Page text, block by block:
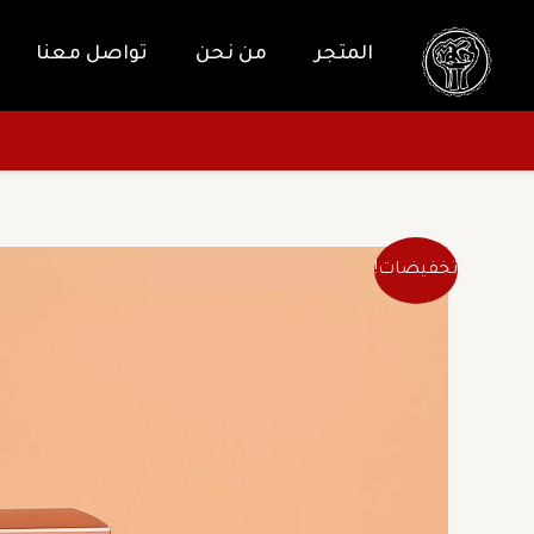
المحتوى
المتجر من نحن تواصل معنا
تخفيضات!